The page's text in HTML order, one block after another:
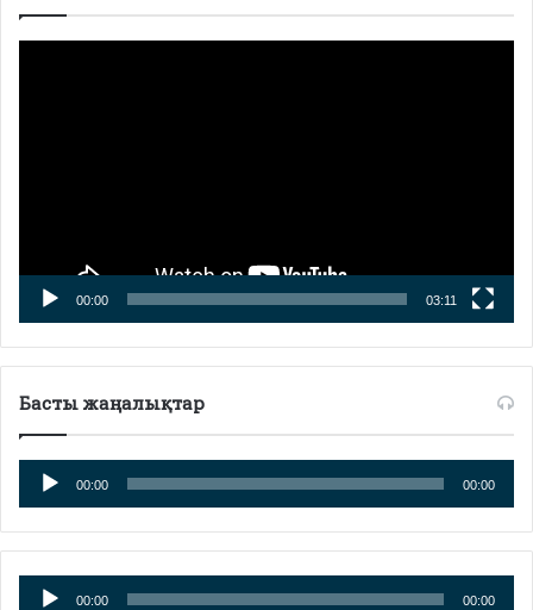
00:00 03:11
Басты жаңалықтар
Аудиоплеер
00:00 00:00
Аудиоплеер
00:00 00:00